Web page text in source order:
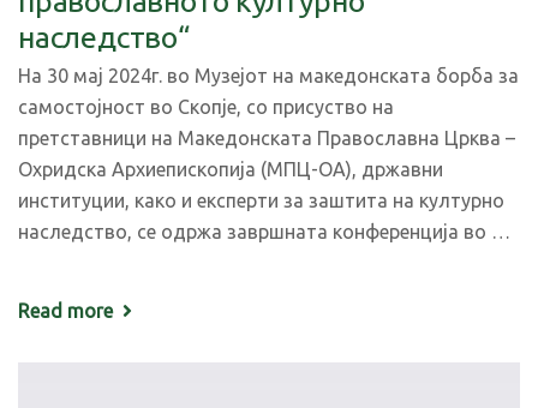
наследство“
На 30 мај 2024г. во Музејот на македонската борба за
самостојност во Скопје, со присуство на
претставници на Македонската Православна Црква –
Охридска Архиепископија (МПЦ-ОА), државни
институции, како и експерти за заштита на културно
наследство, се одржа завршната конференција во …
Read more